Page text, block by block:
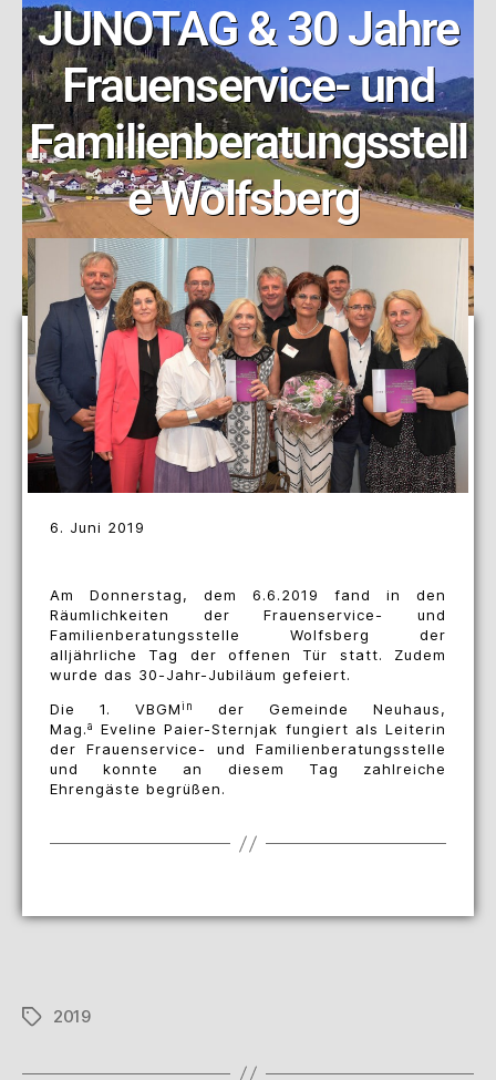
JUNOTAG & 30 Jahre
Frauenservice- und
Familienberatungsstell
e Wolfsberg
6. Juni 2019
Am Donnerstag, dem 6.6.2019 fand in den
Räumlichkeiten der Frauenservice- und
Familienberatungsstelle Wolfsberg der
alljährliche Tag der offenen Tür statt. Zudem
wurde das 30-Jahr-Jubiläum gefeiert.
Die 1. VBGMin
der Gemeinde Neuhaus,
Mag.a
Eveline Paier-Sternjak fungiert als Leiterin
der Frauenservice- und Familienberatungsstelle
und konnte an diesem Tag zahlreiche
Ehrengäste begrüßen.
2019